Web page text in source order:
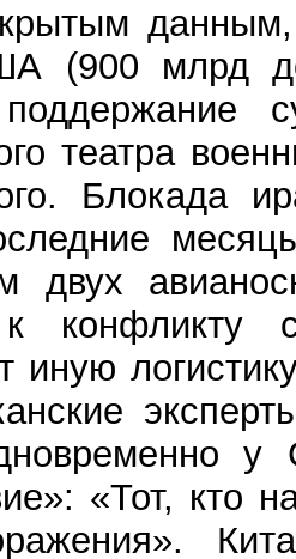
(900 млрд
театра
Блокада
двух
к
иную
«Тот, кто